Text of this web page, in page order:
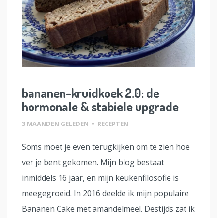
bananen-kruidkoek 2.0: de
hormonale & stabiele upgrade
3 MAANDEN GELEDEN • RECEPTEN
Soms moet je even terugkijken om te zien hoe
ver je bent gekomen. Mijn blog bestaat
inmiddels 16 jaar, en mijn keukenfilosofie is
meegegroeid. In 2016 deelde ik mijn populaire
Bananen Cake met amandelmeel. Destijds zat ik